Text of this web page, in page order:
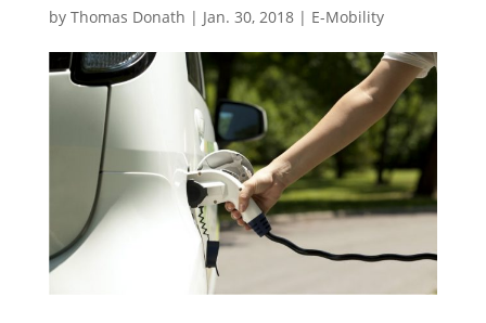
by Thomas Donath | Jan. 30, 2018| E-Mobility